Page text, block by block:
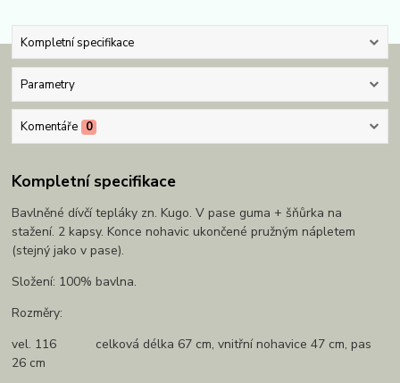
Kompletní specifikace
Parametry
Komentáře 0
Kompletní specifikace
Bavlněné dívčí tepláky zn. Kugo. V pase guma + šňůrka na
stažení. 2 kapsy. Konce nohavic ukončené pružným nápletem
(stejný jako v pase).
Složení: 100% bavlna.
Rozměry:
vel. 116 celková délka 67 cm, vnitřní nohavice 47 cm, pas
26 cm